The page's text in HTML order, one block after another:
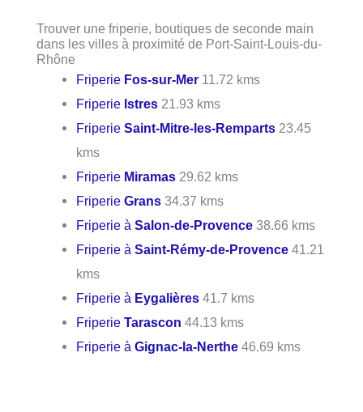
Trouver une friperie, boutiques de seconde main
dans les villes à proximité de Port-Saint-Louis-du-
Rhône
Friperie Fos-sur-Mer 11.72 kms
Friperie Istres 21.93 kms
FriperieSaint-Mitre-les-Remparts 23.45
kms
Friperie Miramas 29.62 kms
FriperieGrans 34.37 kms
Friperie àSalon-de-Provence 38.66 kms
Friperie àSaint-Rémy-de-Provence 41.21
kms
Friperie à Eygalières 41.7 kms
FriperieTarascon 44.13 kms
Friperie àGignac-la-Nerthe 46.69 kms